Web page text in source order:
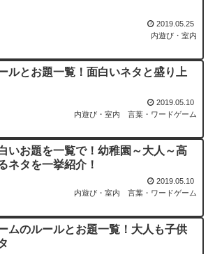
2019.05.25
内遊び・室内
ルとお題一覧！面白いネタと盛り上
2019.05.10
内遊び・室内
言葉・ワードゲーム
いお題を一覧で！幼稚園～大人～高
ネタを一挙紹介！
2019.05.10
内遊び・室内
言葉・ワードゲーム
ムのルールとお題一覧！大人も子供